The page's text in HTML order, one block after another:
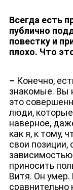
Всегда есть
публично
повестку и
плохо. Что
– Конечно,
знакомые. Вы
это
люди,
наверное,
как я, к тому,
свои
приносить
Витя. Он умер.